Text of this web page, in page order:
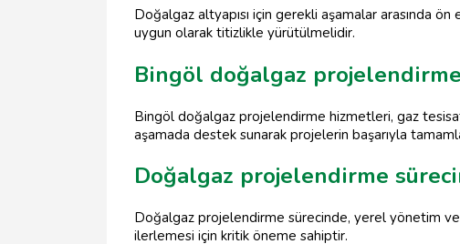
Doğalgaz altyapısı için gerekli aşamalar arasında
uygun olarak titizlikle yürütülmelidir.
Bingöl doğalgaz
Bingöl doğalgaz projelendirme hizmetleri, gaz
aşamada destek sunarak projelerin başarıyla
Doğalgaz projelendirme
Doğalgaz projelendirme sürecinde, yerel yönetim
ilerlemesi için kritik öneme sahiptir.